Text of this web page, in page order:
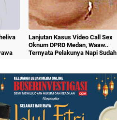
Lanjutan Kasus Video Call Sex
Oknum DPRD Medan, Waaw..
Ternyata Pelakunya Napi Sudah